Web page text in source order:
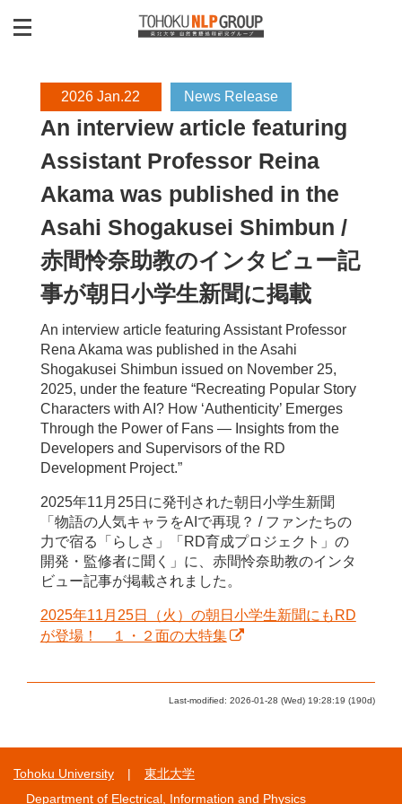
2026 Jan.22 News Release
An interview article featuring
Assistant Professor Reina
Akama was published in the
Asahi Shogakusei Shimbun /
赤間怜奈助教のインタビュー記
事が朝日小学生新聞に掲載
An interview article featuring Assistant Professor
Rena Akama was published in the Asahi
Shogakusei Shimbun issued on November 25,
2025, under the feature “Recreating Popular Story
Characters with AI? How ‘Authenticity’ Emerges
Through the Power of Fans — Insights from the
Developers and Supervisors of the RD
Development Project.”
2025年11月25日に発刊された朝日小学生新聞
「物語の人気キャラをAIで再現？ / ファンたちの
力で宿る「らしさ」「RD育成プロジェクト」の
開発・監修者に聞く」に、赤間怜奈助教のインタ
ビュー記事が掲載されました。
2025年11月25日（火）の朝日小学生新聞にもRD
が登場！ １・２面の大特集
Last-modified: 2026-01-28 (Wed) 19:28:19 (190d)
Tohoku University
東北大学
Department of Electrical, Information and Physics